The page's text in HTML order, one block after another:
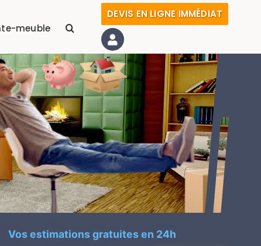
meuble
DEVIS EN LIGNE IMMÉDIAT
Vos estimations gratuites en 24h